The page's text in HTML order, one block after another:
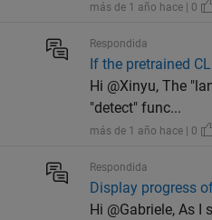
más de 1 año hace | 0
Respondida
If the pretrained
Hi @Xinyu, The
"detect" func...
más de 1 año hace | 0
Respondida
Display progress
Hi @Gabriele, As